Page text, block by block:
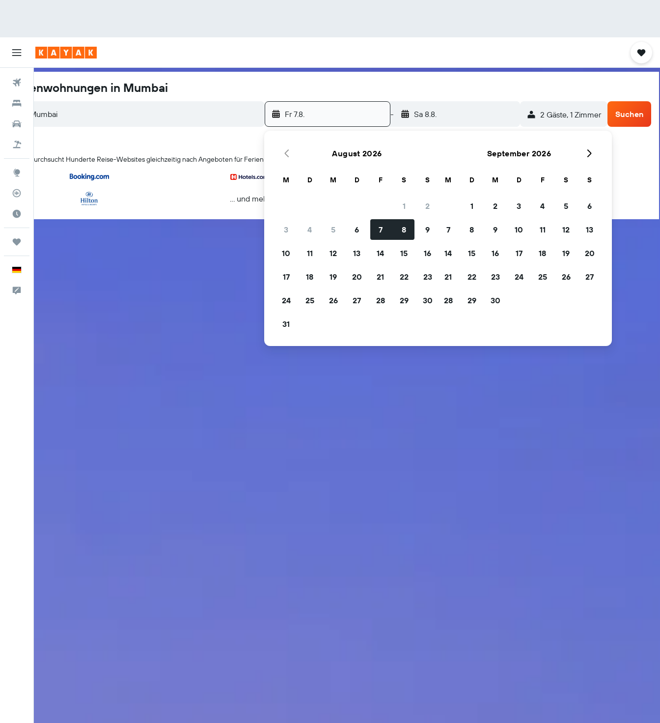
Ferienwohnungen in Mumbai
Fr 7.8. - Sa 8.8. 2 Gäste, 1 Zimmer Suchen
KAYAK durchsucht Hunderte Reise-Websites gleichzeitig nach Angeboten für Ferienunterkünfte in Mumbai
… und mehr
August 2026
M D M D F S S
1 2
3 4 5 6 7 8 9
10 11 12 13 14 15 16
17 18 19 20 21 22 23
24 25 26 27 28 29 30
31
September 2026
M D M D F S S
1 2 3 4 5 6
7 8 9 10 11 12 13
14 15 16 17 18 19 20
21 22 23 24 25 26 27
28 29 30